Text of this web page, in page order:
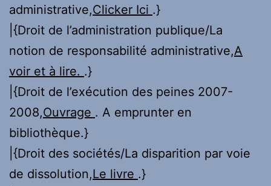
administrative,Clicker Ici .}
|{Droit de l’administration publique/La
notion de responsabilité administrative,A
voir et à lire. .}
|{Droit de l’exécution des peines 2007-
2008,Ouvrage . A emprunter en
bibliothèque.}
|{Droit des sociétés/La disparition par voie
de dissolution,Le livre .}